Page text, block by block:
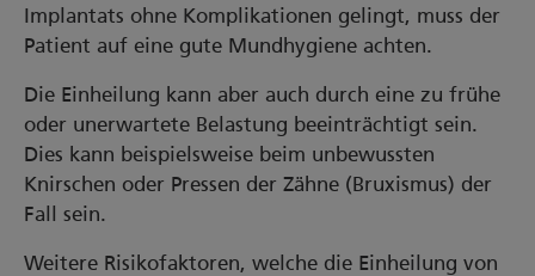
Implantats ohne Komplikationen gelingt, muss der
Patient auf eine gute Mundhygiene achten.
Die Einheilung kann aber auch durch eine zu frühe
oder unerwartete Belastung beeinträchtigt sein.
Dies kann beispielsweise beim unbewussten
Knirschen oder Pressen der Zähne (Bruxismus) der
Fall sein.
Weitere Risikofaktoren, welche die Einheilung von